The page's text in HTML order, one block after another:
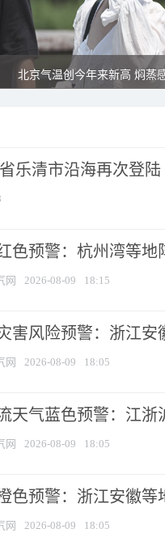
北京气温创今年来新高 焖蒸
乐清市沿海再次登陆
色预警：杭州湾等地
网 2026-08-09 18:15
害风险预警：浙江安
网 2026-08-09 18:05
天气蓝色预警：江浙
网 2026-08-09 18:05
色预警：浙江安徽等
网 2026-08-09 18:05